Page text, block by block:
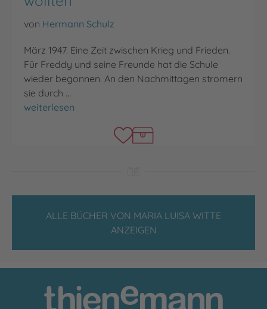
von Hermann Schulz
März 1947. Eine Zeit zwischen Krieg und Frieden.
Für Freddy und seine Freunde hat die Schule
wieder begonnen. An den Nachmittagen stromern
sie durch …
Warum wir Günter umbringen wollten
weiterlesen
ALLE BÜCHER VON MARIA LUISA WITTE
ANZEIGEN